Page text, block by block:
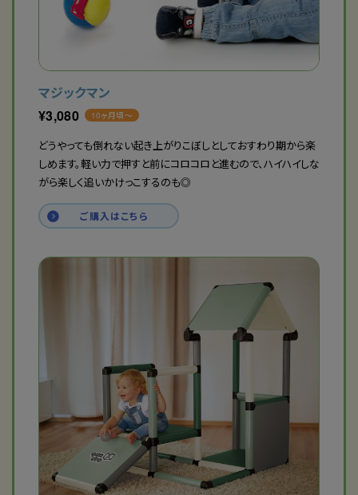
マジックマン
¥3,080 10ヶ月頃〜
どうやっても倒れない起き上がりこぼしとしておすわり期から楽
しめます。軽い力で押すと前にコロコロと進むので、ハイハイしな
がら楽しく追いかけっこするのも◎
ご購入はこちら